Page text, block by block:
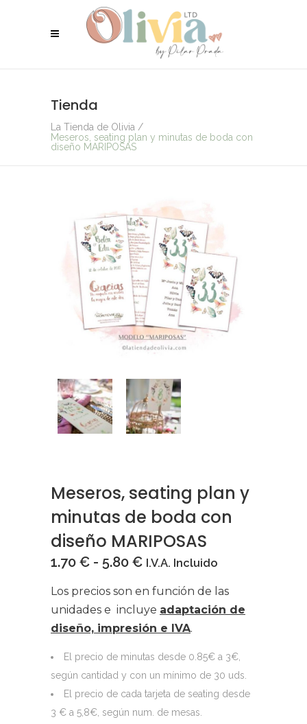
Tienda
La Tienda de Olivia /
Meseros, seating plan y minutas de boda con
diseño MARIPOSAS
Meseros, seating plan y
minutas de boda con
diseño MARIPOSAS
1.70 € - 5.80 €Rango
precios:
desde
1.70 €
hasta
5.80 €
I.V.A. Incluido
Los precios son en función de las
unidades e incluye adaptación de
diseño, impresión e IVA.
El precio de minutas desde 0.85€ a 3€,
según cantidad y con un mínimo de 30 uds.
El precio de cada tarjeta de seating desde
3 € a 5,8€, según num. de mesas.